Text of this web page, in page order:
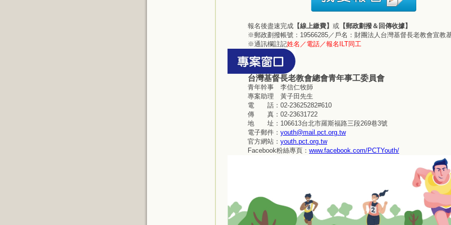
報名後盡速完成 【線上繳費】 或 【郵政劃撥＆回傳收據】
※郵政劃撥帳號：19566285／戶名：財團法人台灣基督長老教會宣教
※通訊欄註記姓名／電話／報名ILT同工
台灣基督長老教會總會青年事工委員會
青年幹事 李信仁牧師
專案助理 黃子田先生
電 話：02-23625282#610
傳 真：02-23631722
地 址：106613台北市羅斯福路三段269巷3號
電子郵件： youth@mail.pct.org.tw
官方網站： youth.pct.org.tw
Facebook粉絲專頁： www.facebook.com/PCTYouth/